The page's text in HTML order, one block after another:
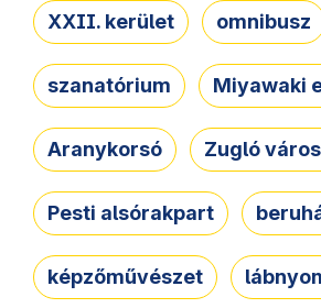
XXII. kerület omnibusz
szanatórium Miyawaki
Aranykorsó Zugló
Pesti alsórakpart
képzőművészet